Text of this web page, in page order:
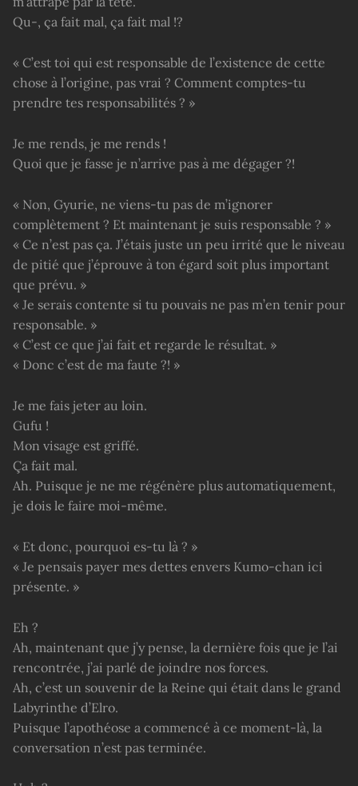
Qu-, ça fait mal, ça fait mal !?
« C’est toi qui est responsable de l’existence de cette
chose à l’origine, pas vrai ? Comment comptes-tu
prendre tes responsabilités ? »
Je me rends, je me rends !
Quoi que je fasse je n’arrive pas à me dégager ?!
« Non, Gyurie, ne viens-tu pas de m’ignorer
complètement ? Et maintenant je suis responsable ? »
« Ce n’est pas ça. J’étais juste un peu irrité que le niveau
de pitié que j’éprouve à ton égard soit plus important
que prévu. »
« Je serais contente si tu pouvais ne pas m’en tenir pour
responsable. »
« C’est ce que j’ai fait et regarde le résultat. »
« Donc c’est de ma faute ?! »
Je me fais jeter au loin.
Gufu !
Mon visage est griffé.
Ça fait mal.
Ah. Puisque je ne me régénère plus automatiquement,
je dois le faire moi-même.
« Et donc, pourquoi es-tu là ? »
« Je pensais payer mes dettes envers Kumo-chan ici
présente. »
Eh ?
Ah, maintenant que j’y pense, la dernière fois que je l’ai
rencontrée, j’ai parlé de joindre nos forces.
Ah, c’est un souvenir de la Reine qui était dans le grand
Labyrinthe d’Elro.
Puisque l’apothéose a commencé à ce moment-là, la
conversation n’est pas terminée.